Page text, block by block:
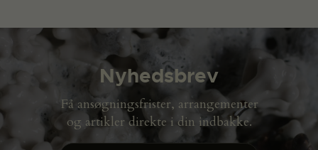
Nyhedsbrev
Få ansøgningsfrister, arrangementer
og artikler direkte i din indbakke.